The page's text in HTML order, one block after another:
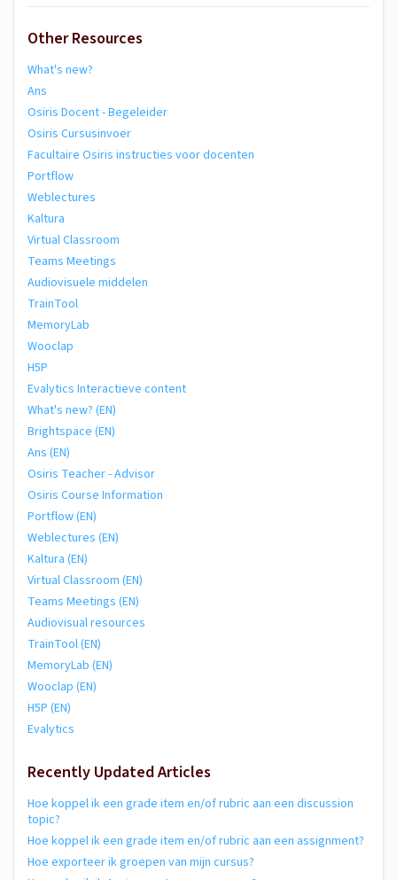
Other Resources
What's new?
Ans
Osiris Docent - Begeleider
Osiris Cursusinvoer
Facultaire Osiris instructies voor docenten
Portflow
Weblectures
Kaltura
Virtual Classroom
Teams Meetings
Audiovisuele middelen
TrainTool
MemoryLab
Wooclap
H5P
Evalytics Interactieve content
What's new? (EN)
Brightspace (EN)
Ans (EN)
Osiris Teacher - Advisor
Osiris Course Information
Portflow (EN)
Weblectures (EN)
Kaltura (EN)
Virtual Classroom (EN)
Teams Meetings (EN)
Audiovisual resources
TrainTool (EN)
MemoryLab (EN)
Wooclap (EN)
H5P (EN)
Evalytics
Recently Updated Articles
Hoe koppel ik een grade item en/of rubric aan een discussion
topic?
Hoe koppel ik een grade item en/of rubric aan een assignment?
Hoe exporteer ik groepen van mijn cursus?